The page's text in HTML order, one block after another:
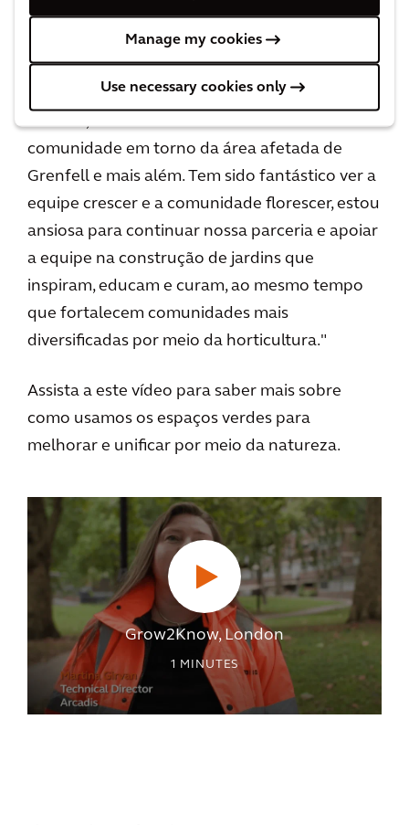
Manage my cookies
Use necessary cookies only
caridade em seus objetivos: "Estou muito feliz
em aconselhar o Grow2Know apoiando a
realização dos objetivos ambiciosos e vitais de
usar a natureza para promover benefícios para
a saúde, o bem-estar e a coexistência da
comunidade em torno da área afetada de
Grenfell e mais além. Tem sido fantástico ver a
equipe crescer e a comunidade florescer, estou
ansiosa para continuar nossa parceria e apoiar
a equipe na construção de jardins que
inspiram, educam e curam, ao mesmo tempo
que fortalecem comunidades mais
diversificadas por meio da horticultura."
Assista a este vídeo para saber mais sobre
como usamos os espaços verdes para
melhorar e unificar por meio da natureza.
Grow2Know, London
1 MINUTES